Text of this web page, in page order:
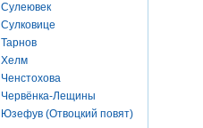
Сулеювек
Сулковице
Тарнов
Хелм
Ченстохова
Червёнка-Лещины
Юзефув (Отвоцкий повят)